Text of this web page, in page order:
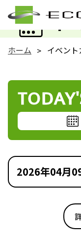
イ
ホーム イベン
2026年04月